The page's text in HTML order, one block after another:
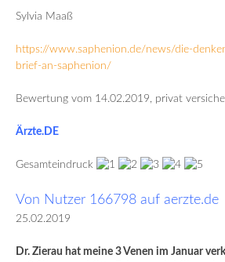
Sylvia Maaß
https://www.saphenion.de/news/die-
brief-an-saphenion/
Bewertung vom 14.02.2019, privat
Ärzte.DE
Gesamteindruck
Von Nutzer 166798 auf aerzte.de
25.02.2019
Dr. Zierau hat meine 3 Venen im Januar